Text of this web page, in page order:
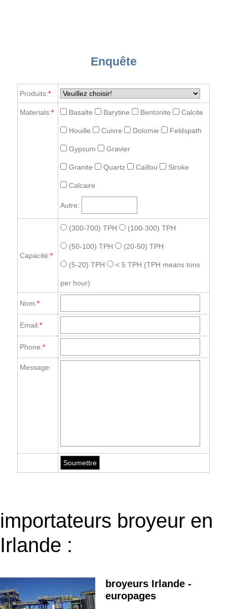
Enquête
Produits:*
Materials:* Basalte Barytine Bentonite Calcite
Houille Cuivre Dolomie Feldspath
Gypsum Gravier
Granite Quartz Caillou Stroke
Calcaire
Autre:
Capacité:*
(300-700) TPH (100-300) TPH
(50-100) TPH (20-50) TPH
(5-20) TPH < 5 TPH (TPH means tons
per hour)
Nom:*
Email:*
Phone:*
Message:
importateurs broyeur en
Irlande :
broyeurs Irlande -
europages